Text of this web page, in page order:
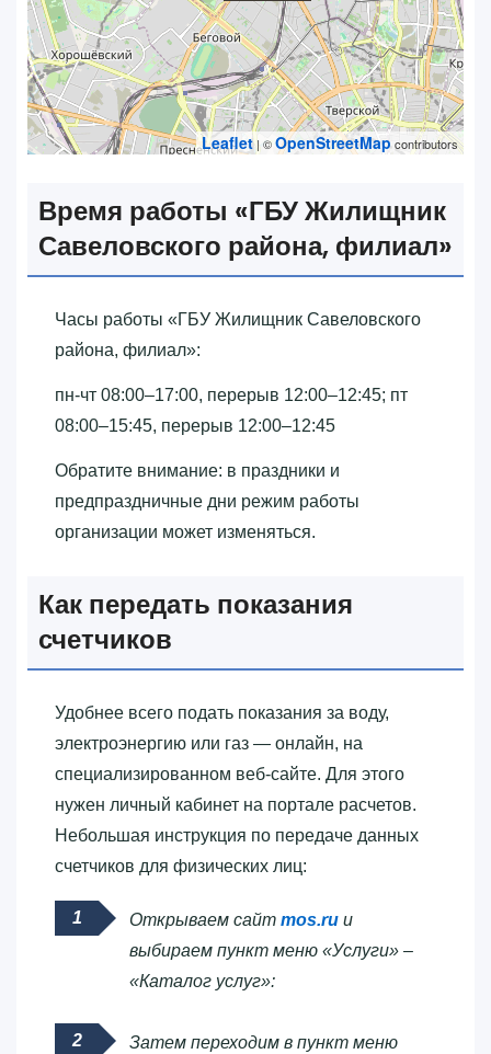
Leaflet| ©OpenStreetMap contributors
Время работы «‎ГБУ Жилищник
Савеловского района, филиал»‎
Часы работы «‎ГБУ Жилищник Савеловского
района, филиал»‎:
пн-чт 08:00–17:00, перерыв 12:00–12:45; пт
08:00–15:45, перерыв 12:00–12:45
Обратите внимание: в праздники и
предпраздничные дни режим работы
организации может изменяться.
Как передать показания
счетчиков
Удобнее всего подать показания за воду,
электроэнергию или газ — онлайн, на
специализированном веб-сайте. Для этого
нужен личный кабинет на портале расчетов.
Небольшая инструкция по передаче данных
счетчиков для физических лиц:
Открываем сайт mos.ru и
выбираем пункт меню «Услуги» –
«Каталог услуг»:
Затем переходим в пункт меню